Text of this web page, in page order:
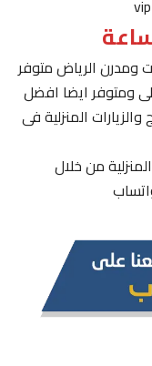
الرياض متوفر
ايضا افضل
المنزلية فى
من خلال